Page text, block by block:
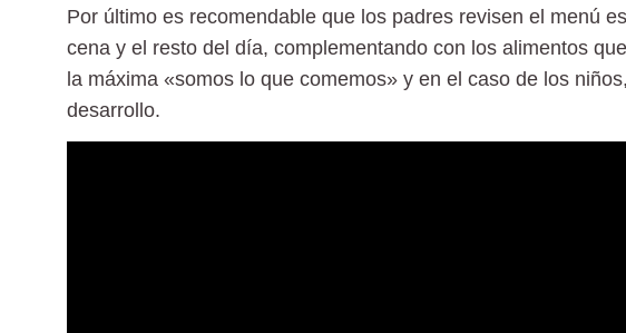
Por último es recomendable que los padres revisen el menú
cena y el resto del día, complementando con los alimentos
la máxima «somos lo que comemos» y en el caso de los
desarrollo.